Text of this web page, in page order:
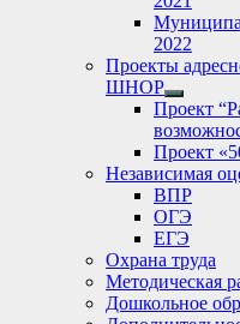
2022
Проекты
ШНОР
Show
sub
menu
Проект
Проект
Независимая
ВПР
ОГЭ
ЕГЭ
Охрана труда
Методическая
Дошкольное